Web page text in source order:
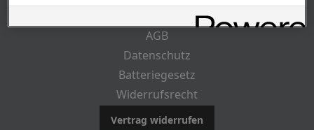
AGB
Datenschutz
Batteriegesetz
Widerrufsrecht
Vertrag widerrufen